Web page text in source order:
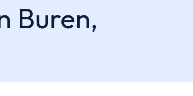
Buren,